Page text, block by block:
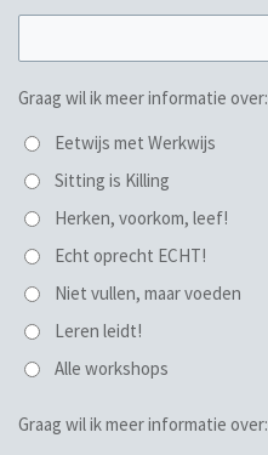
Graag wil ik meer informatie over:
Eetwijs met Werkwijs
Sitting is Killing
Herken, voorkom, leef!
Echt oprecht ECHT!
Niet vullen, maar voeden
Leren leidt!
Alle workshops
Graag wil ik meer informatie over: